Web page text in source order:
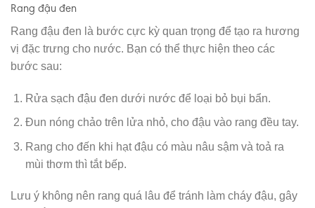
Rang đậu đen
Rang đậu đen là bước cực kỳ quan trọng để tạo ra hương
vị đặc trưng cho nước. Bạn có thể thực hiện theo các
bước sau:
Rửa sạch đậu đen dưới nước để loại bỏ bụi bẩn.
Đun nóng chảo trên lửa nhỏ, cho đậu vào rang đều tay.
Rang cho đến khi hạt đậu có màu nâu sậm và toả ra
mùi thơm thì tắt bếp.
Lưu ý không nên rang quá lâu để tránh làm cháy đậu, gây